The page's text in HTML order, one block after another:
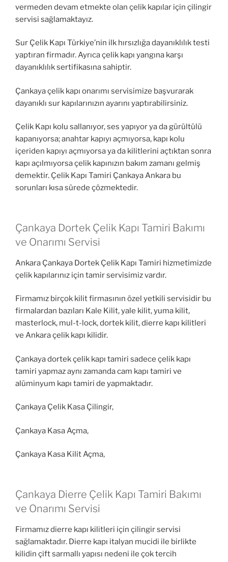
vermeden devam etmekte olan çelik kapılar için çilingir
servisi sağlamaktayız.
Sur Çelik Kapı Türkiye’nin ilk hırsızlığa dayanıklılık testi
yaptıran firmadır. Ayrıca çelik kapı yangına karşı
dayanıklılık sertifikasına sahiptir.
Çankaya çelik kapı onarımı servisimize başvurarak
dayanıklı sur kapılarınızın ayarını yaptırabilirsiniz.
Çelik Kapı kolu sallanıyor, ses yapıyor ya da gürültülü
kapanıyorsa; anahtar kapıyı açmıyorsa, kapı kolu
içeriden kapıyı açmıyorsa ya da kilitlerini açtıktan sonra
kapı açılmıyorsa çelik kapınızın bakım zamanı gelmiş
demektir. Çelik Kapı Tamiri Çankaya Ankara bu
sorunları kısa sürede çözmektedir.
Çankaya Dortek Çelik Kapı Tamiri Bakımı
ve Onarımı Servisi
Ankara Çankaya Dortek Çelik Kapı Tamiri hizmetimizde
çelik kapılarınız için tamir servisimiz vardır.
Firmamız birçok kilit firmasının özel yetkili servisidir bu
firmalardan bazıları Kale Kilit, yale kilit, yuma kilit,
masterlock, mul-t-lock, dortek kilit, dierre kapı kilitleri
ve Ankara çelik kapı kilidir.
Çankaya dortek çelik kapı tamiri sadece çelik kapı
tamiri yapmaz aynı zamanda cam kapı tamiri ve
alüminyum kapı tamiri de yapmaktadır.
Çankaya Çelik Kasa Çilingir,
Çankaya Kasa Açma,
Çankaya Kasa Kilit Açma,
Çankaya Dierre Çelik Kapı Tamiri Bakımı
ve Onarımı Servisi
Firmamız dierre kapı kilitleri için çilingir servisi
sağlamaktadır. Dierre kapı italyan mucidi ile birlikte
kilidin çift sarmallı yapısı nedeni ile çok tercih